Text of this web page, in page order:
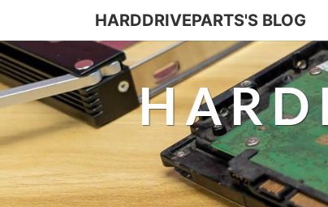
HARDDRIVEPARTS'S BLOG